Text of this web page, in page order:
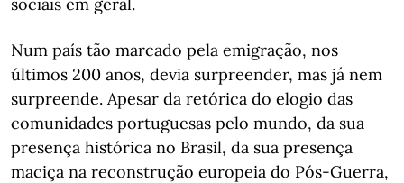
Num país tão marcado pela emigração, nos
últimos 200 anos, devia surpreender, mas já nem
surpreende. Apesar da retórica do elogio das
comunidades portuguesas pelo mundo, da sua
presença histórica no Brasil, da sua presença
maciça na reconstrução europeia do Pós-Guerra,